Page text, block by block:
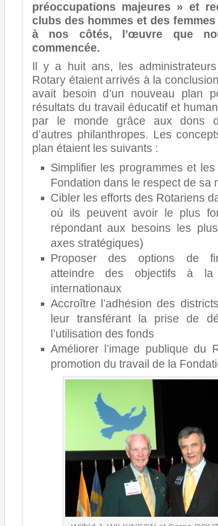
préoccupations majeures » et
clubs des hommes et des
à nos côtés, l’œuvre que
commencée.
Il y a huit ans, les
Rotary étaient arrivés à la
avait besoin d’un nouveau plan
résultats du travail éducatif et
par le monde grâce aux dons
d’autres philanthropes. Les
plan étaient les suivants :
Simplifier les programmes et
Fondation dans le respect de sa
Cibler les efforts des Rotariens
où ils peuvent avoir le plus
répondant aux besoins les
axes stratégiques)
Proposer des options de
atteindre des objectifs à
internationaux
Accroître l’adhésion des
leur transférant la prise de
l’utilisation des fonds
Améliorer l’image publique du
promotion du travail de la